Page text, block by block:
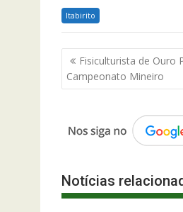
Itabirito
Navegação
de
Post
Fisiculturista de Ouro
Campeonato Mineiro
Notícias